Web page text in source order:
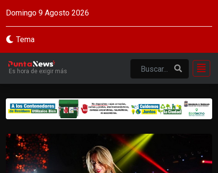
Domingo 9 Agosto 2026
Tema
Es hora de exigir más